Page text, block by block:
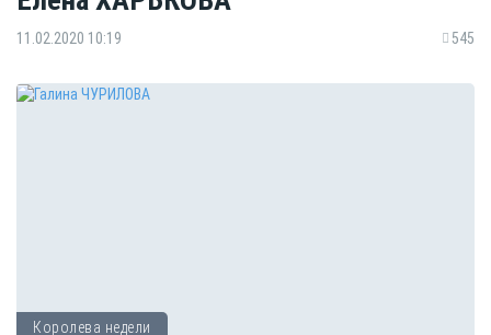
11.02.2020 10:19 545
Королева недели